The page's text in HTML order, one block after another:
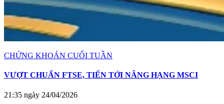
CHỨNG KHOÁN CUỐI TUẦN
VƯỢT CHUẨN FTSE, TIẾN TỚI NÂNG HẠNG MSCI
21:35 ngày 24/04/2026